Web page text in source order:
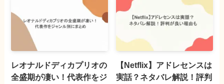
レオナルドディカプリオの
全盛期が凄い！代表作をジ
【Netflix】アドレセンスは
実話？ネタバレ解説！評判